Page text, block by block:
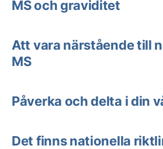
MS och graviditet
Att vara närstående till
MS
Påverka och delta i din
Det finns nationella